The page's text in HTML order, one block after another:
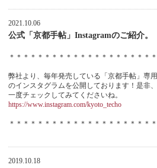
2021.10.06
公式「京都手帖」Instagramのご紹介。
＊＊＊＊＊＊＊＊＊＊＊＊＊＊＊＊＊＊＊＊＊
弊社より、毎年発売している「京都手帖」専用
のインスタグラムを公開しております！是非、
一度チェックしてみてくださいね。
https://www.instagram.com/kyoto_techo
＊＊＊＊＊＊＊＊＊＊＊＊＊＊＊＊＊＊＊＊＊
2019.10.18